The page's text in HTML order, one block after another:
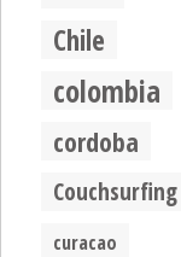
Chile
colombia
cordoba
Couchsurfing
curacao